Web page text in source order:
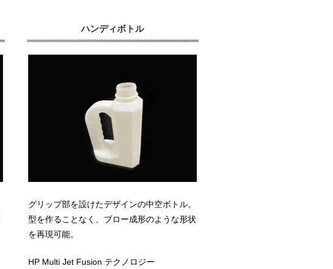
ハンディボトル
グリップ部を設けたデザインの中空ボトル。
型を作ることなく、ブロー成形のような形状
を再現可能。
HP Multi Jet Fusion テクノロジー